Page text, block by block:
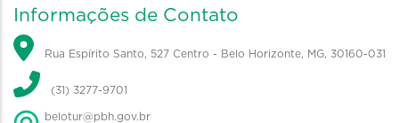
Informações de Contato
Rua Espírito Santo, 527 Centro - Belo Horizonte, MG, 30160-031
(31) 3277-9701
belotur@pbh.gov.br